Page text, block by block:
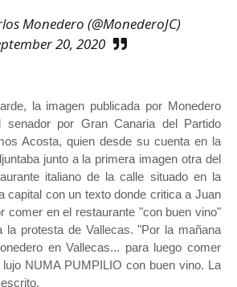
Monedero (@MonederoJC)
20, 2020
la imagen publicada por Monedero
senador por Gran Canaria del Partido
Acosta, quien desde su cuenta en la
junto a la primera imagen otra del
italiano de la calle situado en la
capital con un texto donde critica a Juan
comer en el restaurante "con buen vino"
la protesta de Vallecas. "Por la mañana
en Vallecas... para luego comer
NUMA PUMPILIO con buen vino. La